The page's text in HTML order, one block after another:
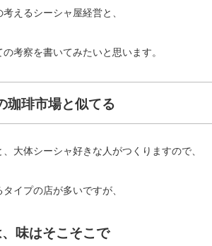
えるシーシャ屋経営と、
考察を書いてみたいと思います。
珈琲市場と似てる
大体シーシャ好きな人がつくりますので、
イプの店が多いですが、
味はそこそこで